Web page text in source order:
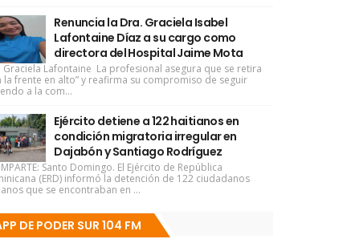
Renuncia la Dra. Graciela Isabel
Lafontaine Díaz a su cargo como
directora del Hospital Jaime Mota
Graciela Lafontaine La profesional asegura que se retira
la frente en alto” y reafirma su compromiso de seguir
a la com...
Ejército detiene a 122 haitianos en
condición migratoria irregular en
Dajabón y Santiago Rodríguez
Santo Domingo. El Ejército de República
(ERD) informó la detención de 122 ciudadanos
que se encontraban en ...
DE PODER SUR 104 FM